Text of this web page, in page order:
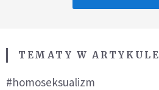
TEMATY W ARTYKULE
#homoseksualizm